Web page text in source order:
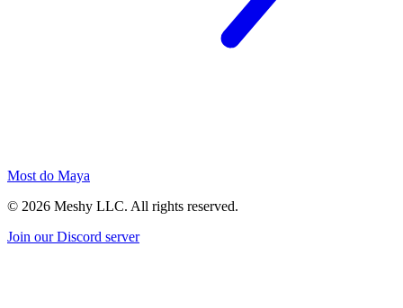
Most do Maya
© 2026 Meshy LLC. All rights reserved.
Join our Discord server